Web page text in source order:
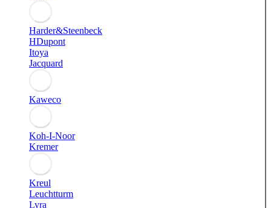
Harder&Steenbeck
HDupont
Itoya
Jacquard
Kaweco
Koh-I-Noor
Kremer
Kreul
Leuchtturm
Lyra